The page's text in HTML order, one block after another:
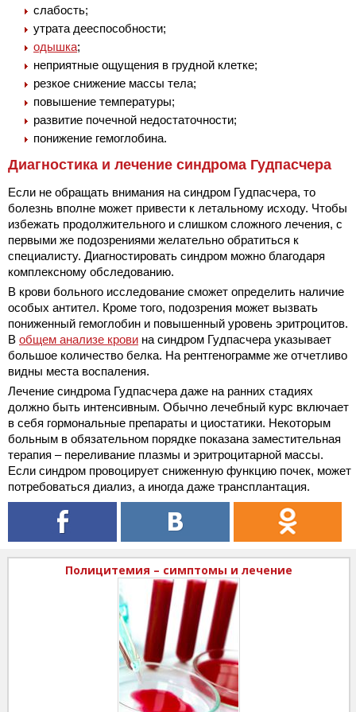
слабость;
утрата дееспособности;
одышка;
неприятные ощущения в грудной клетке;
резкое снижение массы тела;
повышение температуры;
развитие почечной недостаточности;
понижение гемоглобина.
Диагностика и лечение синдрома Гудпасчера
Если не обращать внимания на синдром Гудпасчера, то
болезнь вполне может привести к летальному исходу. Чтобы
избежать продолжительного и слишком сложного лечения, с
первыми же подозрениями желательно обратиться к
специалисту. Диагностировать синдром можно благодаря
комплексному обследованию.
В крови больного исследование сможет определить наличие
особых антител. Кроме того, подозрения может вызвать
пониженный гемоглобин и повышенный уровень эритроцитов.
В общем анализе крови на синдром Гудпасчера указывает
большое количество белка. На рентгенограмме же отчетливо
видны места воспаления.
Лечение синдрома Гудпасчера даже на ранних стадиях
должно быть интенсивным. Обычно лечебный курс включает
в себя гормональные препараты и циостатики. Некоторым
больным в обязательном порядке показана заместительная
терапия – переливание плазмы и эритроцитарной массы.
Если синдром провоцирует сниженную функцию почек, может
потребоваться диализ, а иногда даже трансплантация.
Полицитемия – симптомы и лечение